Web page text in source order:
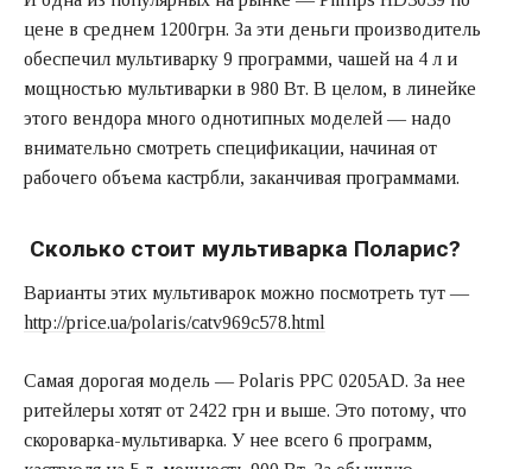
цене в среднем 1200грн. За эти деньги производитель
обеспечил мультиварку 9 программи, чашей на 4 л и
мощностью мультиварки в 980 Вт. В целом, в линейке
этого вендора много однотипных моделей — надо
внимательно смотреть спецификации, начиная от
рабочего объема кастрбли, заканчивая программами.
Сколько стоит мультиварка Поларис?
Варианты этих мультиварок можно посмотреть тут —
http://price.ua/polaris/catv969c578.html
Самая дорогая модель — Polaris PPC 0205AD. За нее
ритейлеры хотят от 2422 грн и выше. Это потому, что
скороварка-мультиварка. У нее всего 6 программ,